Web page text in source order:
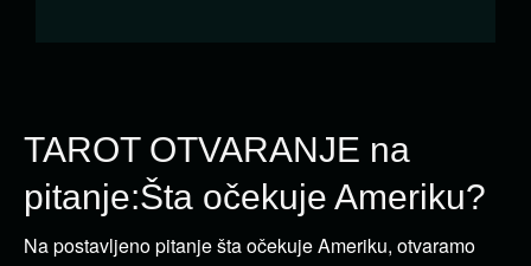
TAROT OTVARANJE na
pitanje:Šta očekuje Ameriku?
Na postavljeno pitanje šta očekuje Ameriku, otvaramo